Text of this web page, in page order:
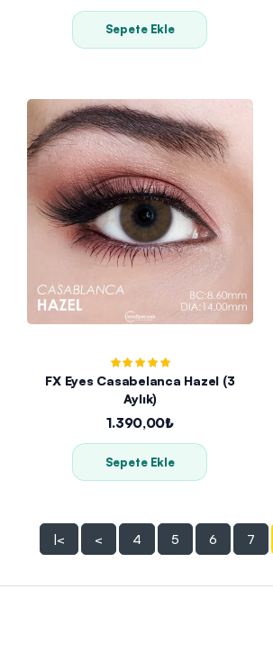
Sepete Ekle
FX Eyes Casabelanca Hazel (3
Aylık)
1.390,00₺
Sepete Ekle
|< < 4 5 6 7